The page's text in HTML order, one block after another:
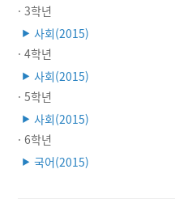
· 3학년
▶ 사회(2015)
· 4학년
▶ 사회(2015)
· 5학년
▶ 사회(2015)
· 6학년
▶ 국어(2015)